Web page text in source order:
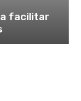
facilitar